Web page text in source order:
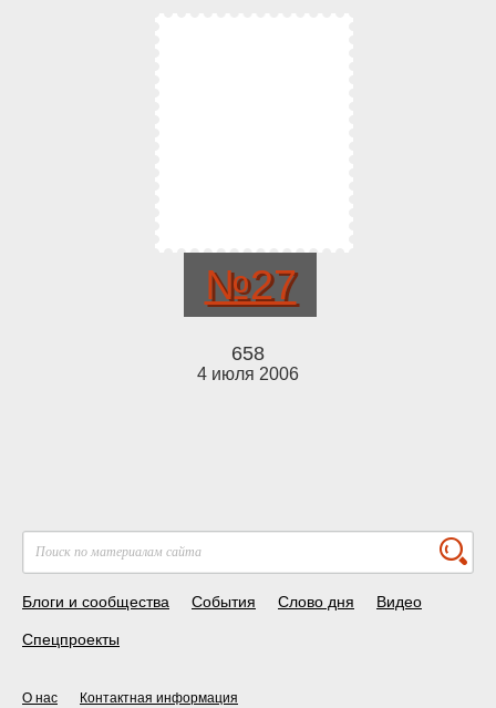
№27
658
4 июля 2006
Блоги и сообщества События Слово дня Видео
Спецпроекты
О нас Контактная информация